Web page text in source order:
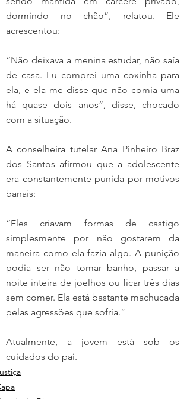
dormindo no chão”, relatou. Ele
acrescentou:
“Não deixava a menina estudar, não saía
de casa. Eu comprei uma coxinha para
ela, e ela me disse que não comia uma
há quase dois anos”, disse, chocado
com a situação.
A conselheira tutelar Ana Pinheiro Braz
dos Santos afirmou que a adolescente
era constantemente punida por motivos
banais:
“Eles criavam formas de castigo
simplesmente por não gostarem da
maneira como ela fazia algo. A punição
podia ser não tomar banho, passar a
noite inteira de joelhos ou ficar três dias
sem comer. Ela está bastante machucada
pelas agressões que sofria.”
Atualmente, a jovem está sob os
cuidados do pai.